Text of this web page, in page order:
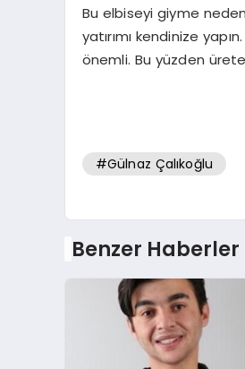
Bu elbiseyi giyme
yatırımı kendinize
önemli. Bu yüzden
#Gülnaz Çalıkoğlu
Benzer Haberler